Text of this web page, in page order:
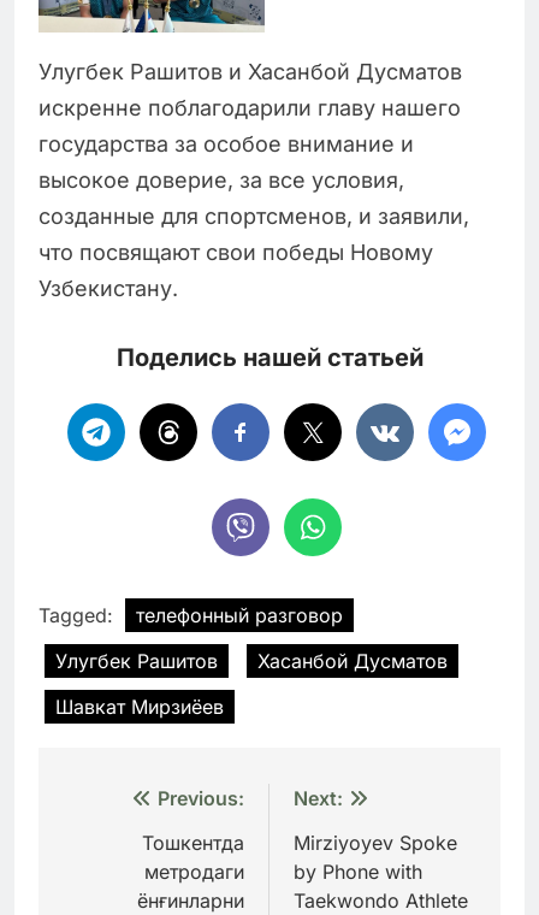
Улугбек Рашитов и Хасанбой Дусматов
искренне поблагодарили главу нашего
государства за особое внимание и
высокое доверие, за все условия,
созданные для спортсменов, и заявили,
что посвящают свои победы Новому
Узбекистану.
Поделись нашей статьей
Tagged:
телефонный разговор
Улугбек Рашитов
Хасанбой Дусматов
Шавкат Мирзиёев
Навигация
записям
Previous:
Тошкентда
метродаги
ёнғинларни
Next:
Mirziyoyev Spoke
by Phone with
Taekwondo Athlete